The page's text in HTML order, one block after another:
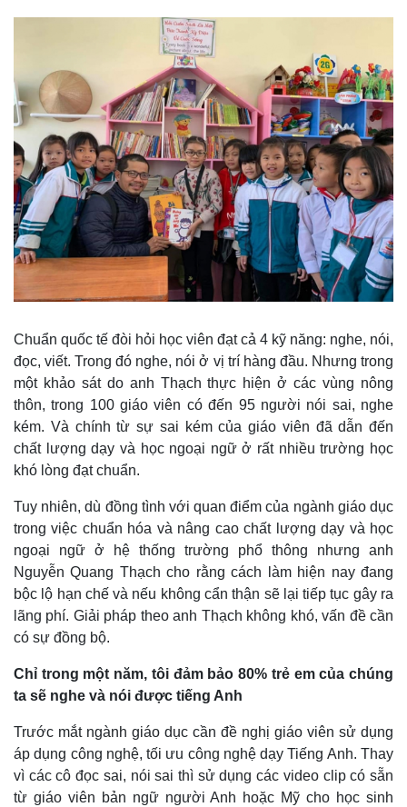
Infographic
Chuẩn quốc tế đòi hỏi học viên đạt cả 4 kỹ năng: nghe, nói,
đọc, viết. Trong đó nghe, nói ở vị trí hàng đầu. Nhưng trong
một khảo sát do anh Thạch thực hiện ở các vùng nông
thôn, trong 100 giáo viên có đến 95 người nói sai, nghe
kém. Và chính từ sự sai kém của giáo viên đã dẫn đến
chất lượng dạy và học ngoại ngữ ở rất nhiều trường học
khó lòng đạt chuẩn.
Tuy nhiên, dù đồng tình với quan điểm của ngành giáo dục
trong việc chuẩn hóa và nâng cao chất lượng dạy và học
ngoại ngữ ở hệ thống trường phổ thông nhưng anh
Nguyễn Quang Thạch cho rằng cách làm hiện nay đang
bộc lộ hạn chế và nếu không cẩn thận sẽ lại tiếp tục gây ra
lãng phí. Giải pháp theo anh Thạch không khó, vấn đề cần
có sự đồng bộ.
Chỉ trong một năm, tôi đảm bảo 80% trẻ em của chúng
ta sẽ nghe và nói được tiếng Anh
Trước mắt ngành giáo dục cần đề nghị giáo viên sử dụng
áp dụng công nghệ, tối ưu công nghệ dạy Tiếng Anh. Thay
vì các cô đọc sai, nói sai thì sử dụng các video clip có sẵn
từ giáo viên bản ngữ người Anh hoặc Mỹ cho học sinh